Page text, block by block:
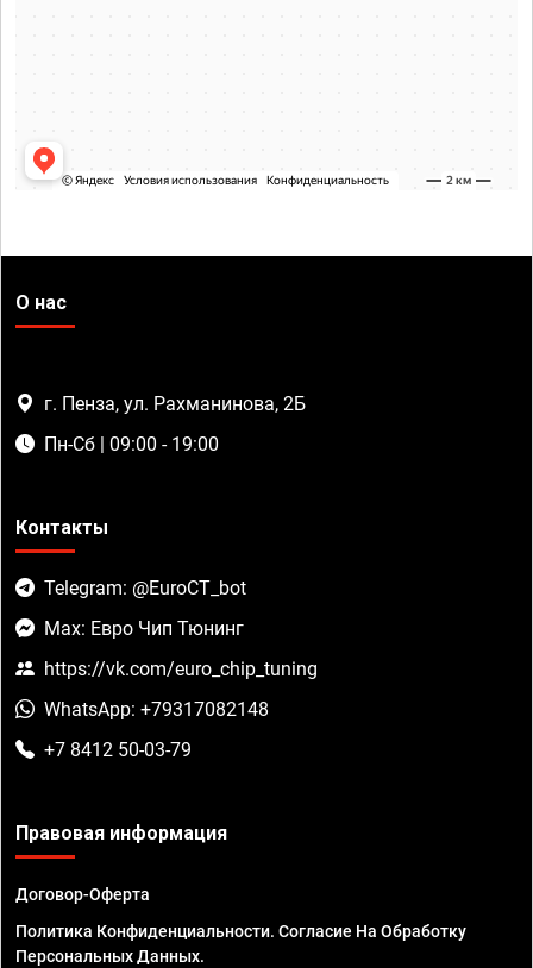
О нас
г. Пенза, ул. Рахманинова, 2Б
Пн-Сб | 09:00 - 19:00
Контакты
Telegram: @EuroCT_bot
Max: Евро Чип Тюнинг
https://vk.com/euro_chip_tuning
WhatsApp: +79317082148
+7 8412 50-03-79
Правовая информация
Договор-Оферта
Политика Конфиденциальности. Согласие На Обработку
Персональных Данных.